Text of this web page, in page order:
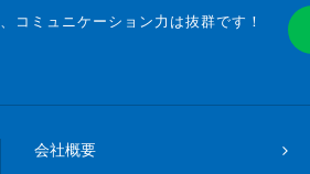
コミュニケーション力は抜群です！
会社概要